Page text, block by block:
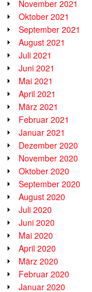
November 2021
Oktober 2021
September 2021
August 2021
Juli 2021
Juni 2021
Mai 2021
April 2021
März 2021
Februar 2021
Januar 2021
Dezember 2020
November 2020
Oktober 2020
September 2020
August 2020
Juli 2020
Juni 2020
Mai 2020
April 2020
März 2020
Februar 2020
Januar 2020